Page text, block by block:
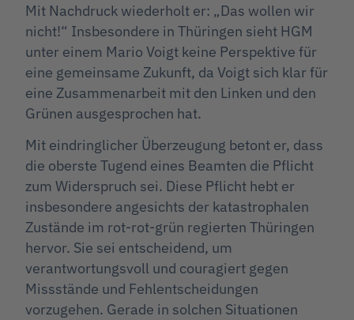
Mit Nachdruck wiederholt er: „Das wollen wir
nicht!“ Insbesondere in Thüringen sieht HGM
unter einem Mario Voigt keine Perspektive für
eine gemeinsame Zukunft, da Voigt sich klar für
eine Zusammenarbeit mit den Linken und den
Grünen ausgesprochen hat.
Mit eindringlicher Überzeugung betont er, dass
die oberste Tugend eines Beamten die Pflicht
zum Widerspruch sei. Diese Pflicht hebt er
insbesondere angesichts der katastrophalen
Zustände im rot-rot-grün regierten Thüringen
hervor. Sie sei entscheidend, um
verantwortungsvoll und couragiert gegen
Missstände und Fehlentscheidungen
vorzugehen. Gerade in solchen Situationen